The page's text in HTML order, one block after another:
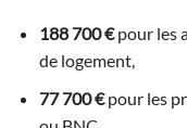
188 700 €pour les
de logement,
77 700 €pour les